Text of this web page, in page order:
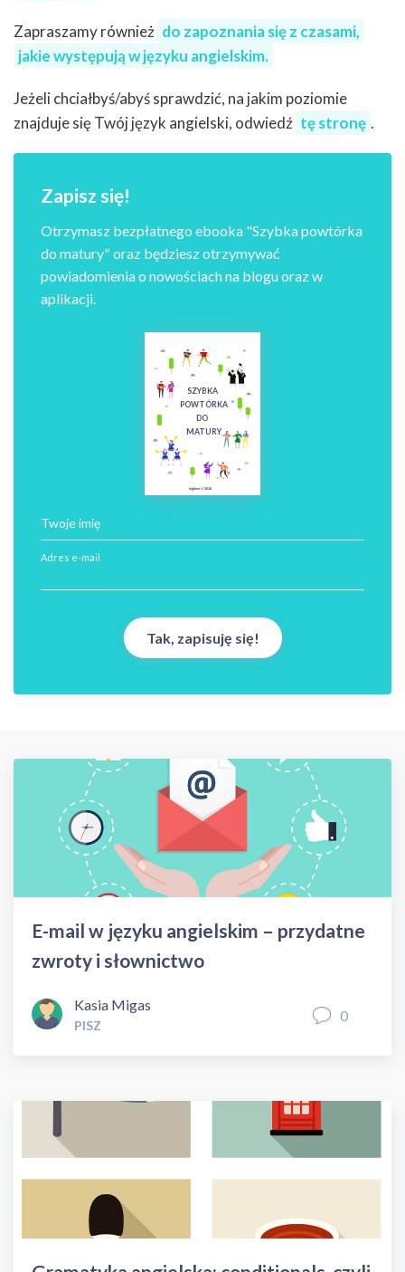
Zapraszamy również do zapoznania się z czasami,
jakie występują w języku angielskim.
Jeżeli chciałbyś/abyś sprawdzić, na jakim poziomie
znajduje się Twój język angielski, odwiedź tę stronę .
Zapisz się!
Otrzymasz bezpłatnego ebooka "Szybka powtórka
do matury" oraz będziesz otrzymywać
powiadomienia o nowościach na blogu oraz w
aplikacji.
SZYBKA
POWTÓRKA
DO
MATURY
ingless © 2018
Twoje imię
Adres e-mail
E-mail w języku angielskim – przydatne
zwroty i słownictwo
Kasia Migas
PISZ
0